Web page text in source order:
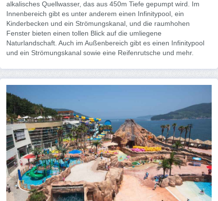
alkalisches Quellwasser, das aus 450m Tiefe gepumpt wird. Im
Innenbereich gibt es unter anderem einen Infinitypool, ein
Kinderbecken und ein Strömungskanal, und die raumhohen
Fenster bieten einen tollen Blick auf die umliegene
Naturlandschaft. Auch im Außenbereich gibt es einen Infinitypool
und ein Strömungskanal sowie eine Reifenrutsche und mehr.